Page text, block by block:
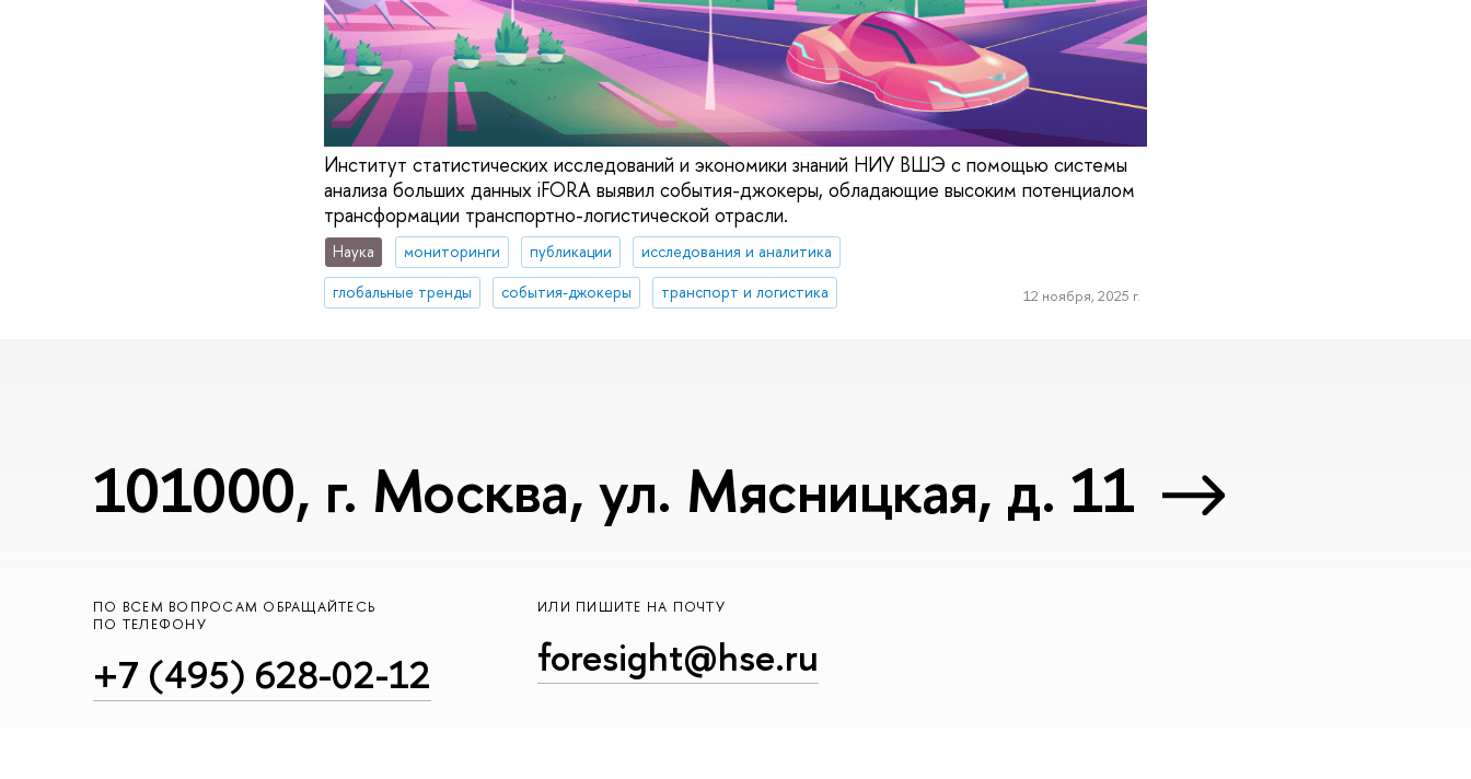
Институт статистических исследований и экономики знаний НИУ ВШЭ с помощью системы
анализа больших данных iFORA выявил события-джокеры, обладающие высоким потенциалом
трансформации транспортно-логистической отрасли.
Наука мониторинги публикации
исследования и аналитика
глобальные тренды
события-джокеры транспорт и логистика 12 ноября, 2025 г.
101000, г. Москва, ул. Мясницкая, д. 11
ПО ВСЕМ ВОПРОСАМ ОБРАЩАЙТЕСЬ
ПО ТЕЛЕФОНУ
+7 (495) 628-02-12
ИЛИ ПИШИТЕ НА ПОЧТУ
foresight@hse.ru